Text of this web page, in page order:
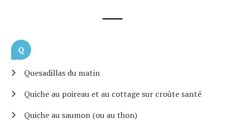
Q
Quesadillas du matin
Quiche au poireau et au cottage sur croûte santé
Quiche au saumon (ou au thon)